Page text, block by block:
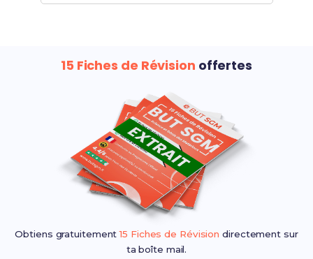
15 Fiches de Révision offertes
Obtiens gratuitement15 Fiches de Révision directement sur
ta boîte mail.